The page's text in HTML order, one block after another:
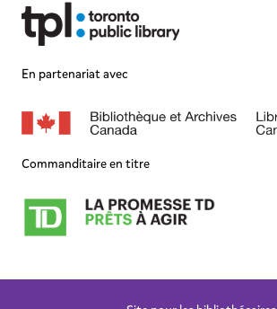
En partenariat avec
Commanditaire en titre